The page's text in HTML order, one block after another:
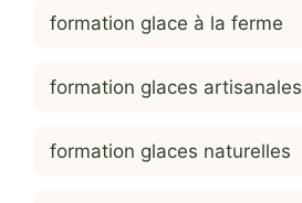
formation glace à la ferme
formation glaces artisanales
formation glaces naturelles